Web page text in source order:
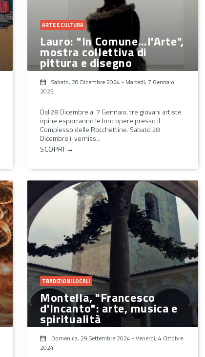
ARTE E CULTURA
Lauro: "In Comune…l'Arte",
mostra collettiva di
pittura e disegno
Sabato, 28 Dicembre 2024 - Martedì, 7 Gennaio
2025
Dal 28 Dicembre al 7 Gennaio, tre giovani artiste
irpine esporranno le loro opere presso il
Complesso delle Rocchettine. Sabato 28
Dicembre il verniss...
SCOPRI →
TRADIZIONI LOCALI
Montella, "Francesco
d'Incanto": arte, musica e
spiritualità
Domenica, 29 Settembre 2024 -Venerdì, 4 Ottobre
2024